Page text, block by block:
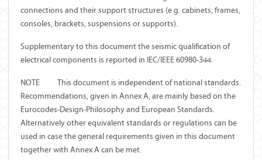
connections and their support structures (e.g. cabinets, frames,
consoles, brackets, suspensions or supports).
Supplementary to this document the seismic qualification of
electrical components is reported in IEC/IEEE 60980-344.
NOTE
This document is independent of national standards.
Recommendations, given in Annex A, are mainly based on the
Eurocodes-Design-Philosophy and European Standards.
Alternatively other equivalent standards or regulations can be
used in case the general requirements given in this document
together with Annex A can be met.